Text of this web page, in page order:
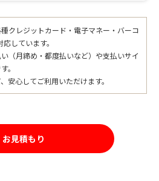
クレジットカード・電子マネー・バーコ
しています。
（月締め・都度払いなど）や支払いサイ
。
安心してご利用いただけます。
お見積もり